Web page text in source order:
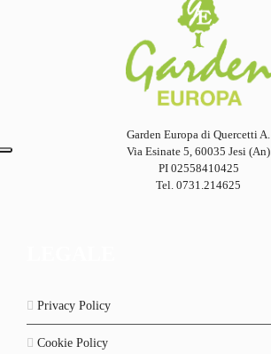
Garden Europa di Quercetti A.
Via Esinate 5, 60035 Jesi (An)
PI 02558410425
Tel. 0731.214625
Privacy Policy
Cookie Policy